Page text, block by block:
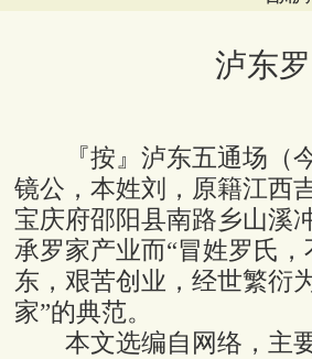
泸东
『按』泸东五通场（今
镜公，本姓刘，原籍江西
宝庆府邵阳县南路乡山溪
承罗家产业而“冒姓罗氏
东，艰苦创业，经世繁衍
家”的典范。
本文选编自网络，主要